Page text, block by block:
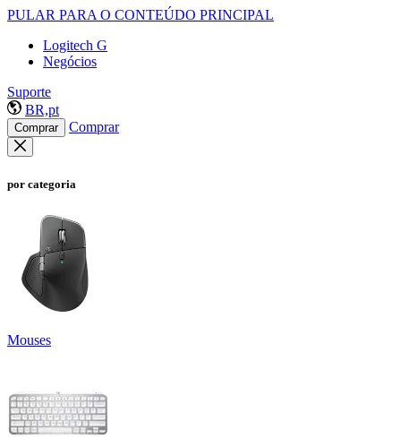
PULAR PARA O CONTEÚDO PRINCIPAL
Logitech G
Negócios
Suporte
BR,pt
Comprar Comprar
por categoria
Mouses